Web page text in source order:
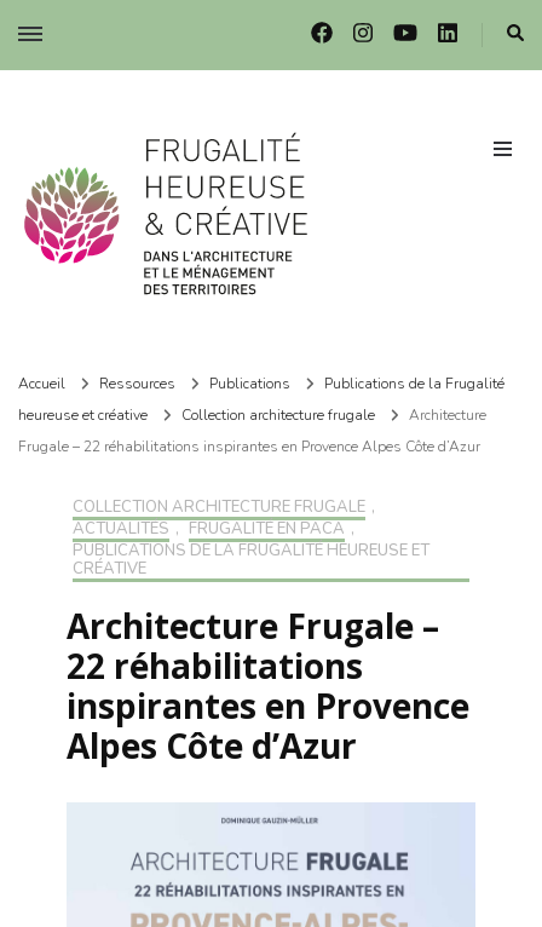
Frugalité dans l'architecture et le ménagement des territoires
Accueil Ressources Publications
Publications de la Frugalité
heureuse et créative
Collection architecture frugale
Architecture
Frugale – 22 réhabilitations inspirantes en Provence Alpes Côte d’Azur
COLLECTION ARCHITECTURE FRUGALE ,
ACTUALITÉS , FRUGALITÉ EN PACA ,
PUBLICATIONS DE LA FRUGALITÉ HEUREUSE ET
CRÉATIVE
Architecture Frugale –
22 réhabilitations
inspirantes en Provence
Alpes Côte d’Azur